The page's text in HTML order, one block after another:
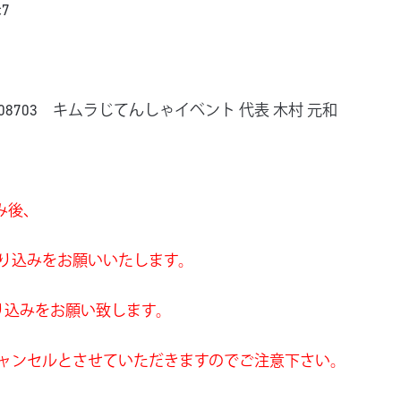
キムラじてんしゃイベント 代表 木村 元和
、
みをお願いいたします。
みをお願い致します。
セルとさせていただきますのでご注意下さい。